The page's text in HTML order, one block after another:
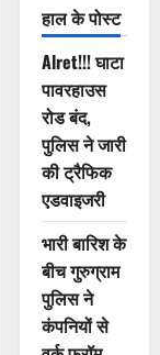
हाल के पोस्ट
Alret!!! घाटा
पावरहाउस
रोड बंद,
पुलिस ने जारी
की ट्रैफिक
एडवाइजरी
भारी बारिश के
बीच गुरुग्राम
पुलिस ने
कंपनियों से